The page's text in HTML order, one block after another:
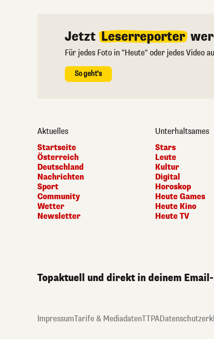
Jetzt Leserreporter
Für jedes Foto in "Heute" oder jedes Video
So geht's
Aktuelles
Startseite
Österreich
Deutschland
Nachrichten
Sport
Community
Wetter
Newsletter
Unterhaltsames
Stars
Leute
Kultur
Digital
Horoskop
Heute Games
Heute Kino
Heute TV
Topaktuell und direkt in deinem
ImpressumTarife & MediadatenTTPA